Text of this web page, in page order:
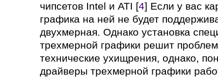
чипсетов Intel и ATI [4] Если у вас
графика на ней не будет
двухмерная. Однако установка
трехмерной графики решит
технические ухищрения, однако,
драйверы трехмерной графики